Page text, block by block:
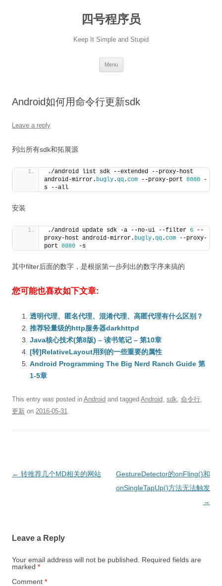
四号程序员
Keep It Simple and Stupid
Menu
Android如何用命令行更新sdk
Leave a reply
列出所有sdk和拓展源
./android list sdk --extended --proxy-host
android-mirror. bugly.qq.com --proxy-port 8080 -
s --all
安装
./android update sdk -a --no-ui --filter 6 --
proxy-host android-mirror. bugly.qq.com --proxy-
port 8080 -s
其中filter后面的数字，是根据第一步列出的数字序来搞的
您可能也喜欢如下文章:
透明代理、匿名代理、混淆代理、高匿代理有什么区别？
推荐轻量级的http服务器darkhttpd
Java核心技术(第8版) – 读书笔记 – 第10章
[转]RelativeLayout用到的一些重要的属性
Android Programming The Big Nerd Ranch Guide 第
1-5章
This entry was posted in Android and tagged Android, sdk, 命令行,
更新 on 2016-05-31.
Post
← 转推荐几个MD相关的网站
GestureDetector的onFling()和
onSingleTapUp()方法无法触发
→
Leave a Reply
Your email address will not be published.
Required fields are
marked *
Comment *